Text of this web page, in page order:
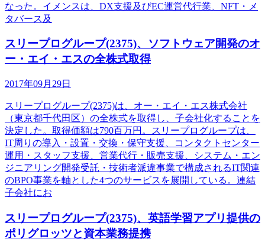
なった。イメンスは、DX支援及びEC運営代行業、NFT・メ
タバース及
スリープログループ(2375)、ソフトウェア開発のオ
ー・エイ・エスの全株式取得
2017年09月29日
スリープログループ(2375)は、オー・エイ・エス株式会社
（東京都千代田区）の全株式を取得し、子会社化することを
決定した。取得価額は790百万円。スリープログループは、
IT周りの導入・設置・交換・保守支援、コンタクトセンター
運用・スタッフ支援、営業代行・販売支援、システム・エン
ジニアリング開発受託・技術者派違事業で構成されるIT関連
のBPO事業を軸とした4つのサービスを展開している。連結
子会社にお
スリープログループ(2375)、英語学習アプリ提供の
ポリグロッツと資本業務提携